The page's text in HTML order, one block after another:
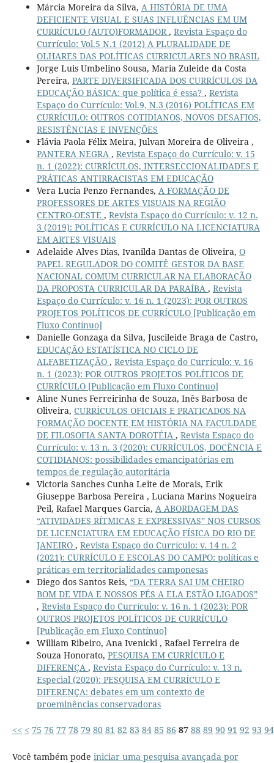
Márcia Moreira da Silva, A HISTÓRIA DE UMA
DEFICIENTE VISUAL E SUAS INFLUÊNCIAS EM UM
CURRÍCULO (AUTO)FORMADOR , Revista Espaço do
Currículo: Vol.5 N.1 (2012) A PLURALIDADE DE
OLHARES DAS POLÍTICAS CURRICULARES NO BRASIL
Jorge Luis Umbelino Sousa, Maria Zuleide da Costa
Pereira, PARTE DIVERSIFICADA DOS CURRÍCULOS DA
EDUCAÇÃO BÁSICA: que política é essa? , Revista
Espaço do Currículo: Vol.9, N.3 (2016) POLÍTICAS EM
CURRÍCULO: OUTROS COTIDIANOS, NOVOS DESAFIOS,
RESISTÊNCIAS E INVENÇÕES
Flávia Paola Félix Meira, Julvan Moreira de Oliveira ,
PANTERA NEGRA , Revista Espaço do Currículo: v. 15
n. 1 (2022): CURRÍCULOS, INTERSECCIONALIDADES E
PRÁTICAS ANTIRRACISTAS EM EDUCAÇÃO
Vera Lucia Penzo Fernandes, A FORMAÇÃO DE
PROFESSORES DE ARTES VISUAIS NA REGIÃO
CENTRO-OESTE , Revista Espaço do Currículo: v. 12 n.
3 (2019): POLÍTICAS E CURRÍCULO NA LICENCIATURA
EM ARTES VISUAIS
Adelaide Alves Dias, Ivanilda Dantas de Oliveira, O
PAPEL REGULADOR DO COMITÊ GESTOR DA BASE
NACIONAL COMUM CURRICULAR NA ELABORAÇÃO
DA PROPOSTA CURRICULAR DA PARAÍBA , Revista
Espaço do Currículo: v. 16 n. 1 (2023): POR OUTROS
PROJETOS POLÍTICOS DE CURRÍCULO [Publicação em
Fluxo Contínuo]
Danielle Gonzaga da Silva, Juscileide Braga de Castro,
EDUCAÇÃO ESTATÍSTICA NO CICLO DE
ALFABETIZAÇÃO , Revista Espaço do Currículo: v. 16
n. 1 (2023): POR OUTROS PROJETOS POLÍTICOS DE
CURRÍCULO [Publicação em Fluxo Contínuo]
Aline Nunes Ferreirinha de Souza, Inês Barbosa de
Oliveira, CURRÍCULOS OFICIAIS E PRATICADOS NA
FORMAÇÃO DOCENTE EM HISTÓRIA NA FACULDADE
DE FILOSOFIA SANTA DOROTÉIA , Revista Espaço do
Currículo: v. 13 n. 3 (2020): CURRÍCULOS, DOCÊNCIA E
COTIDIANOS: possibilidades emancipatórias em
tempos de regulação autoritária
Victoria Sanches Cunha Leite de Morais, Erik
Giuseppe Barbosa Pereira , Luciana Marins Nogueira
Peil, Rafael Marques Garcia, A ABORDAGEM DAS
“ATIVIDADES RÍTMICAS E EXPRESSIVAS” NOS CURSOS
DE LICENCIATURA EM EDUCAÇÃO FÍSICA DO RIO DE
JANEIRO , Revista Espaço do Currículo: v. 14 n. 2
(2021): CURRÍCULO E ESCOLAS DO CAMPO: políticas e
práticas em territorialidades camponesas
Diego dos Santos Reis, “DA TERRA SAI UM CHEIRO
BOM DE VIDA E NOSSOS PÉS A ELA ESTÃO LIGADOS”
, Revista Espaço do Currículo: v. 16 n. 1 (2023): POR
OUTROS PROJETOS POLÍTICOS DE CURRÍCULO
[Publicação em Fluxo Contínuo]
William Ribeiro, Ana Ivenicki , Rafael Ferreira de
Souza Honorato, PESQUISA EM CURRÍCULO E
DIFERENÇA , Revista Espaço do Currículo: v. 13 n.
Especial (2020): PESQUISA EM CURRÍCULO E
DIFERENÇA: debates em um contexto de
proeminências conservadoras
<< < 75 76 77 78 79 80 81 82 83 84 85 86 87 88 89 90 91 92 93 94
Você também pode iniciar uma pesquisa avançada por